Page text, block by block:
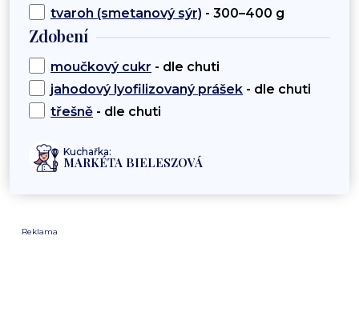
tvaroh (smetanový sýr) - 300–400 g
Zdobení
moučkový cukr - dle chuti
jahodový lyofilizovaný prášek - dle chuti
třešně - dle chuti
Kuchařka:
MARKÉTA BIELESZOVÁ
Reklama